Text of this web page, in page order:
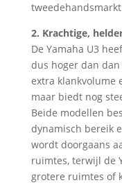
2. Krachtige,
De Yamaha U3
dus hoger dan dan
extra klankvolume
maar biedt nog
Beide modellen
dynamisch bereik
wordt doorgaans
ruimtes, terwijl de
grotere ruimtes of